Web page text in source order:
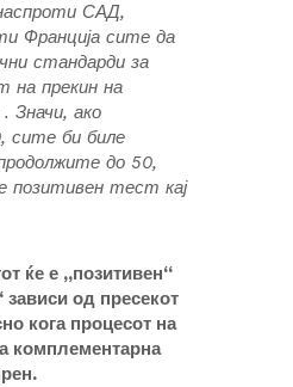
САД,
Франција сите да
стандарди за
на прекин на
Значи, ако
сите би биле
до 50,
позитивен тест кај
ќе е „позитивен“
зависи од пресекот
кога процесот на
комплементарна